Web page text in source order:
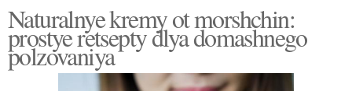
Naturalnye kremy ot morshchin:
prostye retsepty dlya domashnego
polzovaniya